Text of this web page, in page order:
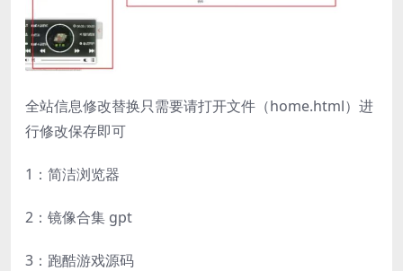
全站信息修改替换只需要请打开文件（home.html）进
行修改保存即可
1：简洁浏览器
2：镜像合集 gpt
3：跑酷游戏源码